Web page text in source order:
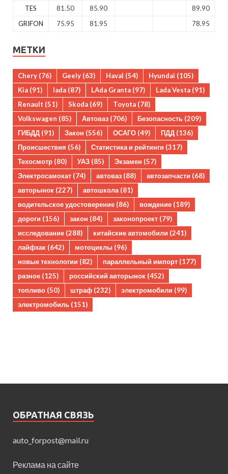
TES
81.50 85.90
89.90
GRIFON
75.95 81.95 78.95
МЕТКИ
Chery (76) Geely (63) Haval (54) Hyundai (105)
Kia (91) lada (87) LAda Granta (97) Lada Vesta (91)
Renault (51) Skoda (69) Toyota (78)
Volkswagen (85) Автоваз (706) Безопасность (209)
ГИБДД (91) Закон (556) ОСАГО (49) ПДД (136)
Происшествия (56) Статистика и рейтинги (317)
Техосмотр (80) УАЗ (85) Экзамен (57)
Электросамокат (74) автоваз (88) автозапчасти (68)
авторынок (227) автошкола(81)
водительское удостоверение (86) вождение (189)
дороги (156) закон (84) законопроект (79)
исследование (288) китайские автомобили (241)
лайфхак (642) мотоциклы (96)
новые технологии (82) параллельный импорт (177)
разное (125) российский авторынок (452)
топливо (50) штраф (232) электромобили (99)
электромобиль (151)
ОБРАТНАЯ СВЯЗЬ
auto_forpost@mail.ru
Реклама на сайте